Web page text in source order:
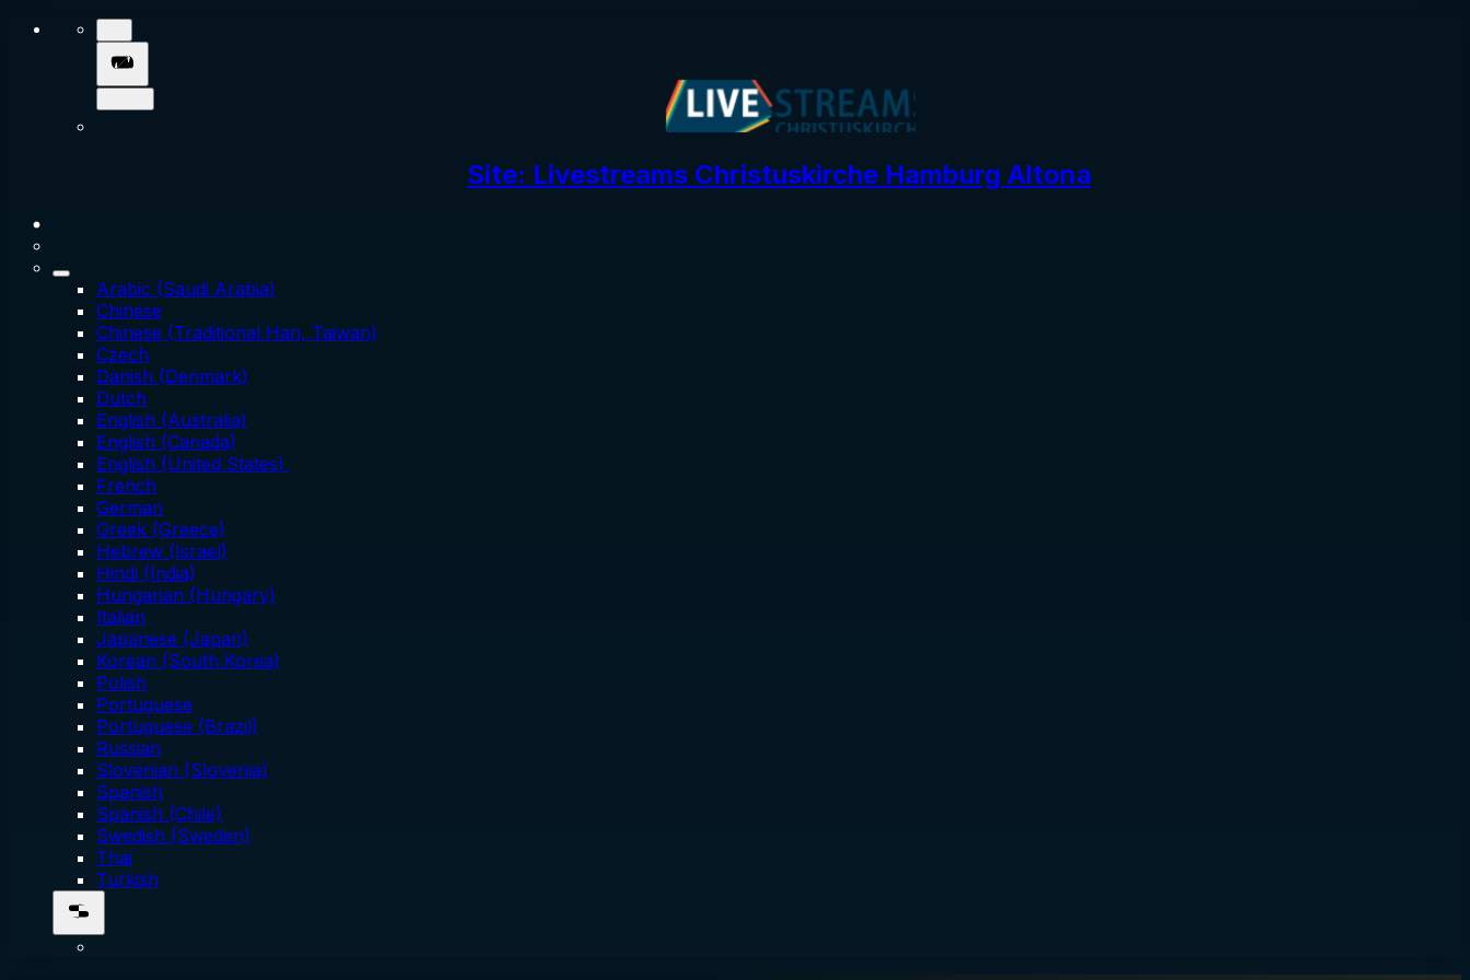
Site: Livestreams Christuskirche Hamburg Altona
Arabic (Saudi Arabia)
Chinese
Chinese (Traditional Han, Taiwan)
Czech
Danish (Denmark)
Dutch
English (Australia)
English (Canada)
English (United States)
French
German
Greek (Greece)
Hebrew (Israel)
Hindi (India)
Hungarian (Hungary)
Italian
Japanese (Japan)
Korean (South Korea)
Polish
Portuguese
Portuguese (Brazil)
Russian
Slovenian (Slovenia)
Spanish
Spanish (Chile)
Swedish (Sweden)
Thai
Turkish